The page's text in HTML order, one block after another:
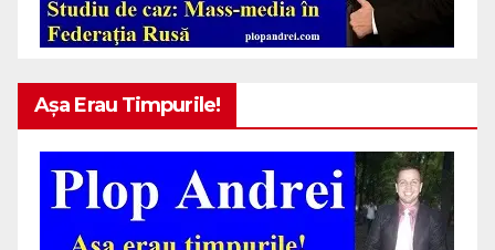
Așa Erau Timpurile!